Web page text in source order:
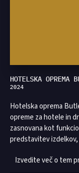
HOTELSKA OPREMA
2024
Hotelska oprema
opreme za hotele in
zasnovana kot
predstavitev
Izvedite več o tem